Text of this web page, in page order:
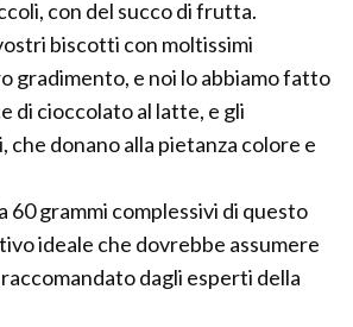
con del succo di frutta.
biscotti con moltissimi
gradimento, e noi lo abbiamo fatto
di cioccolato al latte, e gli
che donano alla pietanza colore e
60 grammi complessivi di questo
ideale che dovrebbe assumere
dagli esperti della